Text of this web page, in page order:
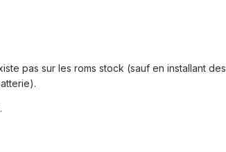
pas sur les roms stock (sauf en installant